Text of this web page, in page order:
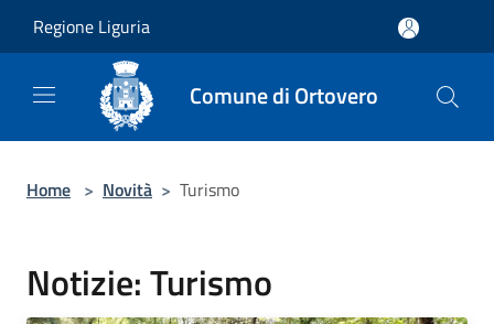
Regione Liguria
Comune di Ortovero
Home > Novità > Turismo
Notizie: Turismo